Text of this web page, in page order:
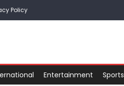
Policy
Entertainment Sports